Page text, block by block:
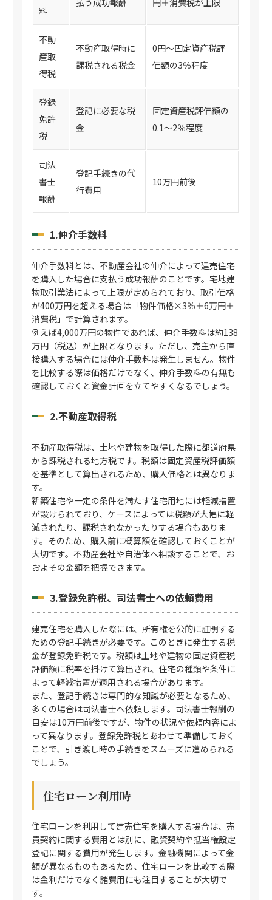
料
払う成功報酬 円＋消費税が上限
不動
産取
得税
不動産取得時に
課税される税金
0円〜固定資産税評
価額の3％程度
登録
免許
税
登記に必要な税
金
固定資産税評価額の
0.1〜2％程度
司法
書士
報酬
登記手続きの代
行費用
10万円前後
1.仲介手数料
仲介手数料とは、不動産会社の仲介によって建売住宅
を購入した場合に支払う成功報酬のことです。宅地建
物取引業法によって上限が定められており、取引価格
が400万円を超える場合は「物件価格×3％＋6万円＋
消費税」で計算されます。
例えば4,000万円の物件であれば、仲介手数料は約138
万円（税込）が上限となります。ただし、売主から直
接購入する場合には仲介手数料は発生しません。物件
を比較する際は価格だけでなく、仲介手数料の有無も
確認しておくと資金計画を立てやすくなるでしょう。
2.不動産取得税
不動産取得税は、土地や建物を取得した際に都道府県
から課税される地方税です。税額は固定資産税評価額
を基準として算出されるため、購入価格とは異なりま
す。
新築住宅や一定の条件を満たす住宅用地には軽減措置
が設けられており、ケースによっては税額が大幅に軽
減されたり、課税されなかったりする場合もありま
す。そのため、購入前に概算額を確認しておくことが
大切です。不動産会社や自治体へ相談することで、お
およその金額を把握できます。
3.登録免許税、司法書士への依頼費用
建売住宅を購入した際には、所有権を公的に証明する
ための登記手続きが必要です。このときに発生する税
金が登録免許税です。税額は土地や建物の固定資産税
評価額に税率を掛けて算出され、住宅の種類や条件に
よって軽減措置が適用される場合があります。
また、登記手続きは専門的な知識が必要となるため、
多くの場合は司法書士へ依頼します。司法書士報酬の
目安は10万円前後ですが、物件の状況や依頼内容によ
って異なります。登録免許税とあわせて準備しておく
ことで、引き渡し時の手続きをスムーズに進められる
でしょう。
住宅ローン利用時
住宅ローンを利用して建売住宅を購入する場合は、売
買契約に関する費用とは別に、融資契約や抵当権設定
登記に関する費用が発生します。金融機関によって金
額が異なるものもあるため、住宅ローンを比較する際
は金利だけでなく諸費用にも注目することが大切で
す。